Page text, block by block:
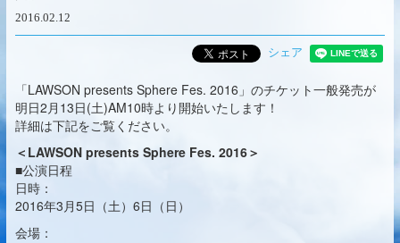
2016.02.12
シェア
「LAWSON presents Sphere Fes. 2016」のチケット一般発売が
明日2月13日(土)AM10時より開始いたします！
詳細は下記をご覧ください。
＜LAWSON presents Sphere Fes. 2016＞
■公演日程
日時：
2016年3月5日（土）6日（日）
会場：